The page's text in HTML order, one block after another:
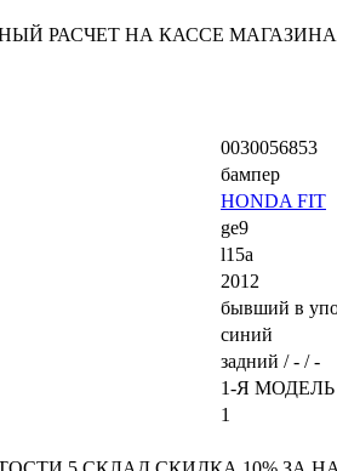
НА КАССЕ МАГАЗИНА!!
0030056853
бампер
HONDA FIT
ge9
l15a
2012
бывший в
синий
задний / - / -
1-Я МОДЕЛЬ
1